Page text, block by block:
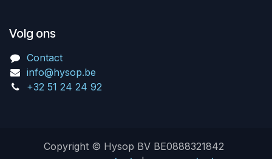
Volg ons
Contact
info@hysop.be
+32 51 24 24 92
Copyright © Hysop BV BE0888321842